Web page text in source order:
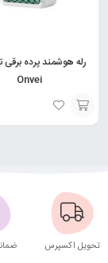
رله هوشمند پرده برقی
Onvei
انتخاب
تحویل اکسپرس